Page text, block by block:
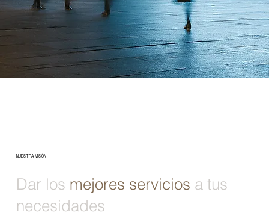
NUESTRA MISIÓN
Dar los mejores servicios a tus
necesidades